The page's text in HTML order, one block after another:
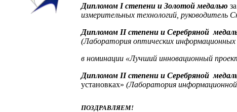
Дипломом Iстепени и Золотой медалью
измерительных технологий, руководитель
Дипломом IIстепени и Серебряной
(Лаборатория оптических
в номинации «Лучший инновационный
Дипломом IIстепени и Серебряной
установках» (Лаборатория
ПОЗДРАВЛЯЕМ!